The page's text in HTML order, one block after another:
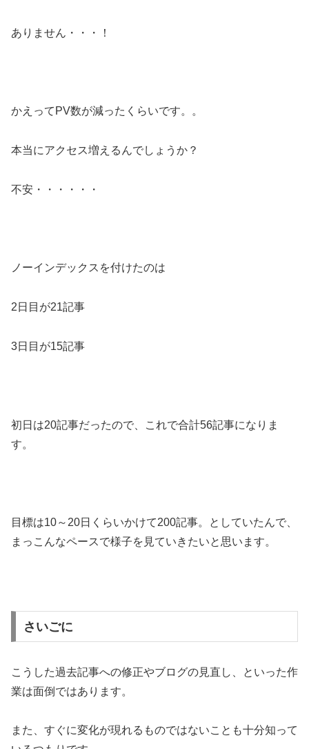
ありません・・・！
かえってPV数が減ったくらいです。。
本当にアクセス増えるんでしょうか？
不安・・・・・・
ノーインデックスを付けたのは
2日目が21記事
3日目が15記事
初日は20記事だったので、これで合計56記事になりま
す。
目標は10～20日くらいかけて200記事。としていたんで、
まっこんなペースで様子を見ていきたいと思います。
さいごに
こうした過去記事への修正やブログの見直し、といった作
業は面倒ではあります。
また、すぐに変化が現れるものではないことも十分知って